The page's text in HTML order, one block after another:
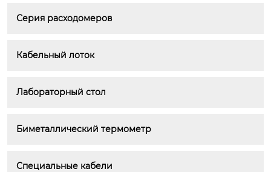
Серия расходомеров
Кабельный лоток
Лабораторный стол
Биметаллический термометр
Специальные кабели